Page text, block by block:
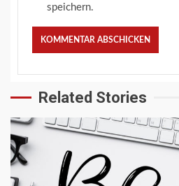
speichern.
Related Stories